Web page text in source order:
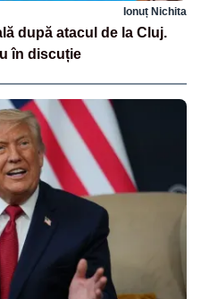
Ionuț Nichita
după atacul de la Cluj.
în discuție